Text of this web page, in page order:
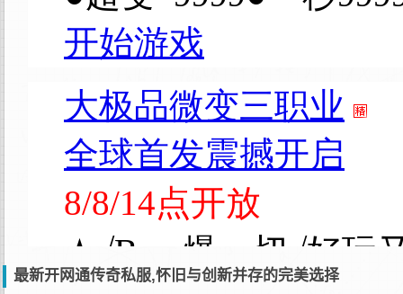
最新开网通传奇私服,怀旧与创新并存的完美选择